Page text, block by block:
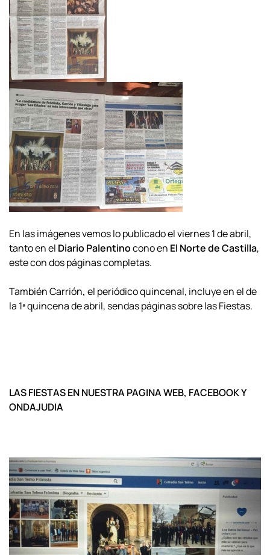
En las imágenes vemos lo publicado el viernes 1 de abril,
tanto en el Diario Palentinocono en El Norte de Castilla,
este con dos páginas completas.
También Carrión, el periódico quincenal, incluye en el de
la 1ª quincena de abril, sendas páginas sobre las Fiestas.
LAS FIESTAS EN NUESTRA PAGINA WEB, FACEBOOK Y
ONDAJUDIA